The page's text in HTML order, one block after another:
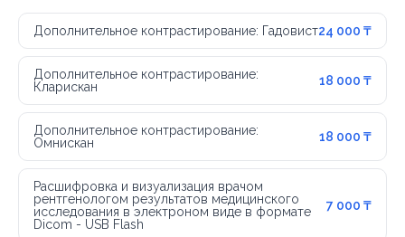
Дополнительное контрастирование: Гадовист24 000 ₸
Дополнительное контрастирование:
Кларискан
18 000 ₸
Дополнительное контрастирование:
Омнискан
18 000 ₸
Расшифровка и визуализация врачом
рентгенологом результатов медицинского
исследования в электроном виде в формате
Dicom - USB Flash
7 000 ₸